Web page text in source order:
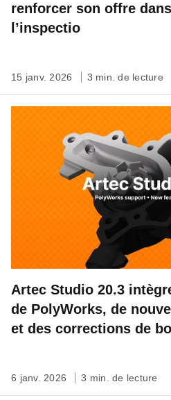
renforcer son offre
l’inspectio
15 janv. 2026 3 min. de lecture
Artec Studio 20.3
de PolyWorks, de
et des corrections de
6 janv. 2026 3 min. de lecture